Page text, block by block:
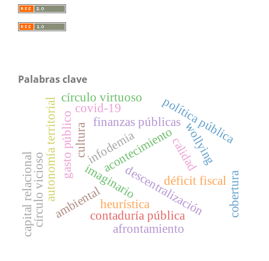
Palabras clave
cultura
imaginario
acontecimiento
heurística
ambiental descentralización
autonomía territorial déficit fiscal
gasto público finanzas públicaspolítica pública
calidad
cobertura
contaduría pública
afrontamiento
infodemia
covid-19
círculo vicioso
círculo virtuoso
wollying
capital relacional